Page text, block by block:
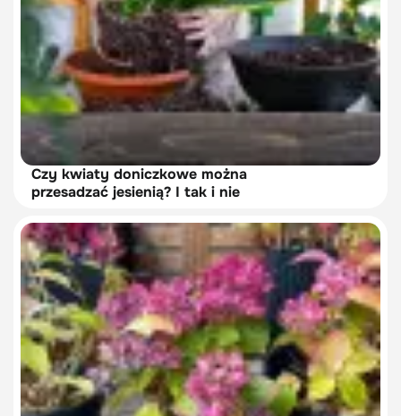
Czy kwiaty doniczkowe można
przesadzać jesienią? I tak i nie